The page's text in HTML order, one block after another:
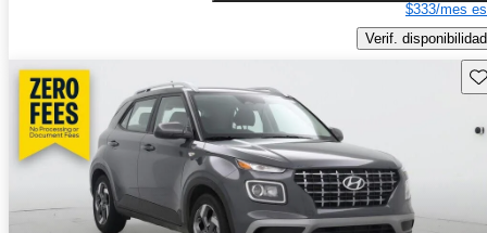
$333/mes
Verif. disponibilidad